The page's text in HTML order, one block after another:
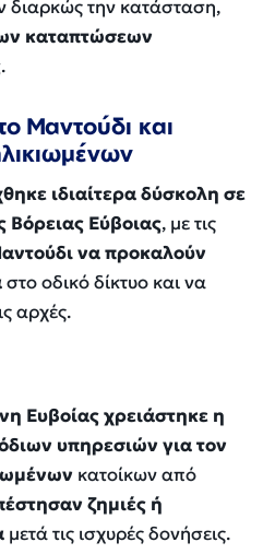
διαρκώς την κατάσταση,
καταπτώσεων
.
Μαντούδι και
ιδιαίτερα δύσκολη σε
Βόρειας Εύβοιας, με τις
να προκαλούν
στο οδικό δίκτυο και να
αρχές.
Ευβοίας χρειάστηκε η
υπηρεσιών για τον
κατοίκων από
ζημιές ή
μετά τις ισχυρές δονήσεις.